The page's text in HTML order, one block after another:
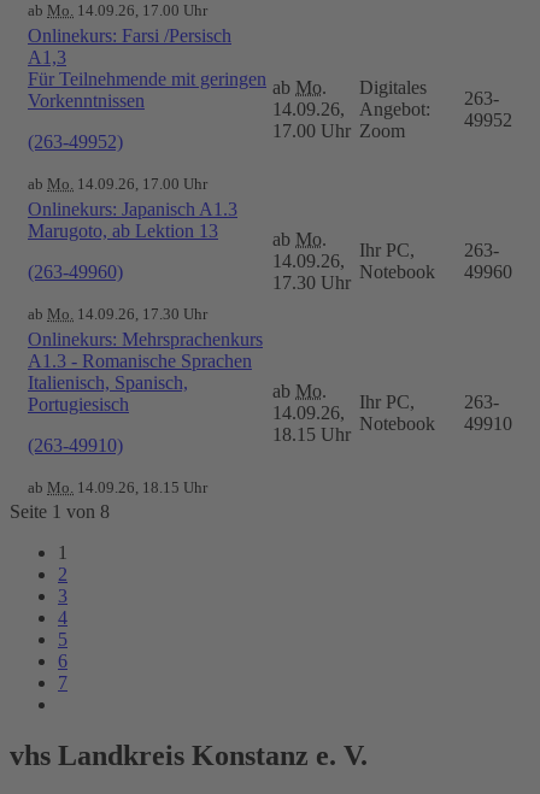
ab Mo. 14.09.26, 17.00 Uhr
Onlinekurs: Farsi /Persisch
A1,3
Für Teilnehmende mit geringen
Vorkenntnissen
(263-49952)
ab Mo. 14.09.26, 17.00 Uhr
ab Mo.
14.09.26,
17.00 Uhr
Digitales
Angebot:
Zoom
263-
49952
Onlinekurs: Japanisch A1.3
Marugoto, ab Lektion 13
(263-49960)
ab Mo. 14.09.26, 17.30 Uhr
ab Mo.
14.09.26,
17.30 Uhr
Ihr PC,
Notebook
263-
49960
Onlinekurs: Mehrsprachenkurs
A1.3 - Romanische Sprachen
Italienisch, Spanisch,
Portugiesisch
(263-49910)
ab Mo. 14.09.26, 18.15 Uhr
ab Mo.
14.09.26,
18.15 Uhr
Ihr PC,
Notebook
263-
49910
Seite 1 von 8
1
2
3
4
5
6
7
vhs Landkreis Konstanz e. V.